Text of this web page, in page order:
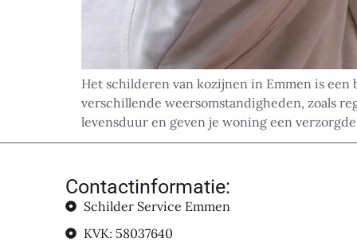
Het schilderen van kozijnen in Emmen is
verschillende weersomstandigheden, zoals
levensduur en geven je woning een
Contactinformatie:
Schilder Service Emmen
KVK: 58037640